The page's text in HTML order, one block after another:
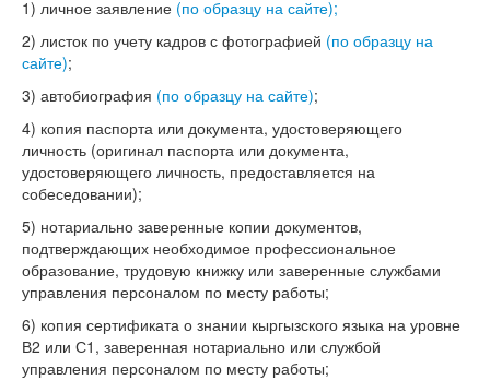
1) личное заявление (по образцу на сайте);
2) листок по учету кадров с фотографией (по образцу на
сайте);
3) автобиография (по образцу на сайте);
4) копия паспорта или документа, удостоверяющего
личность (оригинал паспорта или документа,
удостоверяющего личность, предоставляется на
собеседовании);
5) нотариально заверенные копии документов,
подтверждающих необходимое профессиональное
образование, трудовую книжку или заверенные службами
управления персоналом по месту работы;
6) копия сертификата о знании кыргызского языка на уровне
В2 или С1, заверенная нотариально или службой
управления персоналом по месту работы;